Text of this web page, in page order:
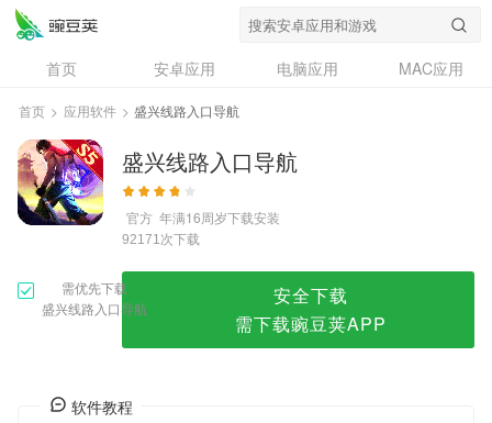
首页 安卓应用 电脑应用
MAC应用
资讯
专题
问答
首页 > 应用软件 > 盛兴线路入口导航
盛兴线路入口导航
官方 年满16周岁下载安装
92171次下载
需优先下载
盛兴线路入口导航
安全下载
需下载豌豆荚APP
软件教程